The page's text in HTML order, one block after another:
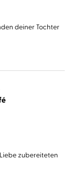
deiner Tochter
zubereiteten